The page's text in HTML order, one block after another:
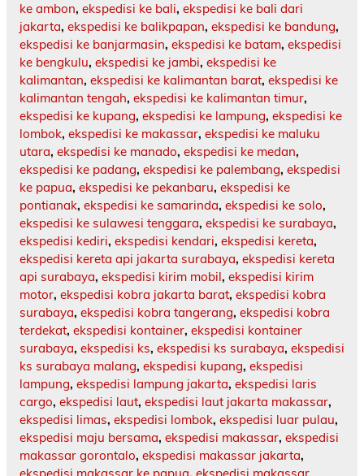
ke ambon, ekspedisi ke bali, ekspedisi ke bali dari
jakarta, ekspedisi ke balikpapan, ekspedisi ke bandung,
ekspedisi ke banjarmasin, ekspedisi ke batam, ekspedisi
ke bengkulu, ekspedisi ke jambi, ekspedisi ke
kalimantan, ekspedisi ke kalimantan barat, ekspedisi ke
kalimantan tengah, ekspedisi ke kalimantan timur,
ekspedisi ke kupang, ekspedisi ke lampung, ekspedisi ke
lombok, ekspedisi ke makassar, ekspedisi ke maluku
utara, ekspedisi ke manado, ekspedisi ke medan,
ekspedisi ke padang, ekspedisi ke palembang, ekspedisi
ke papua, ekspedisi ke pekanbaru, ekspedisi ke
pontianak, ekspedisi ke samarinda, ekspedisi ke solo,
ekspedisi ke sulawesi tenggara, ekspedisi ke surabaya,
ekspedisi kediri, ekspedisi kendari, ekspedisi kereta,
ekspedisi kereta api jakarta surabaya, ekspedisi kereta
api surabaya, ekspedisi kirim mobil, ekspedisi kirim
motor, ekspedisi kobra jakarta barat, ekspedisi kobra
surabaya, ekspedisi kobra tangerang, ekspedisi kobra
terdekat, ekspedisi kontainer, ekspedisi kontainer
surabaya, ekspedisi ks, ekspedisi ks surabaya, ekspedisi
ks surabaya malang, ekspedisi kupang, ekspedisi
lampung, ekspedisi lampung jakarta, ekspedisi laris
cargo, ekspedisi laut, ekspedisi laut jakarta makassar,
ekspedisi limas, ekspedisi lombok, ekspedisi luar pulau,
ekspedisi maju bersama, ekspedisi makassar, ekspedisi
makassar gorontalo, ekspedisi makassar jakarta,